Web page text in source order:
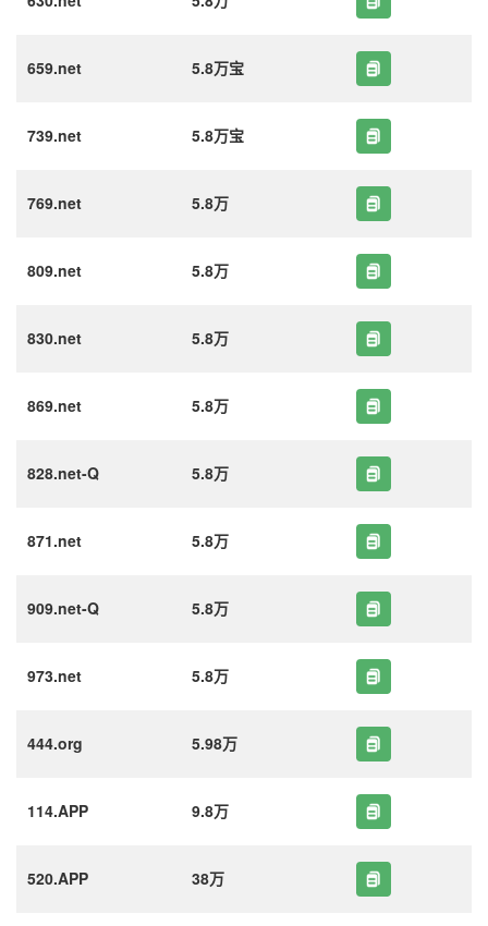
659.net 5.8万宝
739.net 5.8万宝
769.net 5.8万
809.net 5.8万
830.net 5.8万
869.net 5.8万
828.net-Q 5.8万
871.net 5.8万
909.net-Q 5.8万
973.net 5.8万
444.org 5.98万
114.APP 9.8万
520.APP 38万